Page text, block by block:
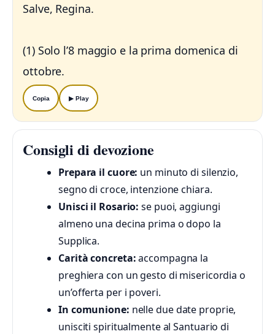
Salve, Regina.
(1) Solo l’8 maggio e la prima domenica di
Copia ▶︎ Play
Consigli di devozione
Prepara il cuore: un minuto di silenzio,
segno di croce, intenzione chiara.
Unisci il Rosario: se puoi, aggiungi
almeno una decina prima o dopo la
Supplica.
Carità concreta:accompagna la
preghiera con un gesto di misericordia o
un’offerta per i poveri.
In comunione: nelle due date proprie,
unisciti spiritualmente al Santuario di